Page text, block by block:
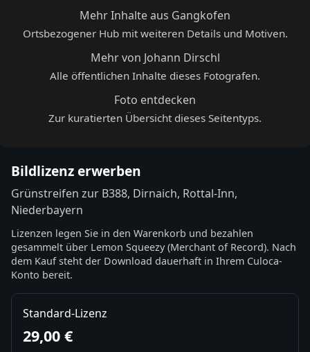
Mehr Inhalte aus Gangkofen
Ortsbezogener Hub mit weiteren Details und Motiven.
Mehr von Johann Dirschl
Alle öffentlichen Inhalte dieses Fotografen.
Foto entdecken
Zur kuratierten Übersicht dieses Seitentyps.
Bildlizenz erwerben
Grünstreifen zur B388, Dirnaich, Rottal-Inn,
Niederbayern
Lizenzen legen Sie in den Warenkorb und bezahlen
gesammelt über Lemon Squeezy (Merchant of Record). Nach
dem Kauf steht der Download dauerhaft in Ihrem Culoca-
Konto bereit.
Standard-Lizenz
29,00 €